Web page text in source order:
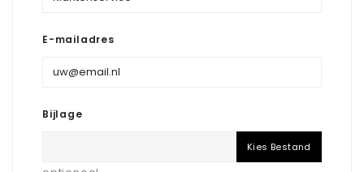
E-mailadres
Bijlage
Kies Bestand